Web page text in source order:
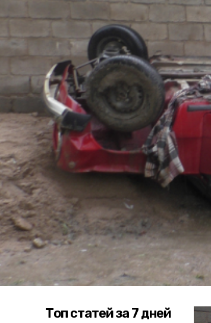
Топ статей за 7 дней